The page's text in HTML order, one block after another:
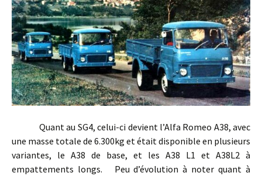
Quant au SG4, celui-ci devient l’Alfa Romeo A38, avec
une masse totale de 6.300kg et était disponible en plusieurs
variantes, le A38 de base, et les A38 L1 et A38L2 à
empattements longs. Peu d’évolution à noter quant à